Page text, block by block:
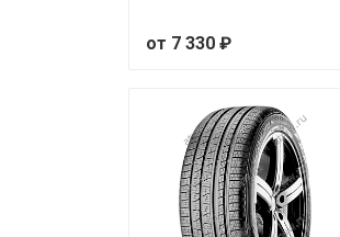
от 7 330 ₽